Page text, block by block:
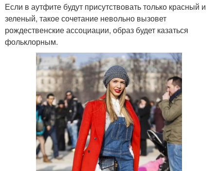
Если в аутфите будут присутствовать только красный и
зеленый, такое сочетание невольно вызовет
рождественские ассоциации, образ будет казаться
фольклорным.